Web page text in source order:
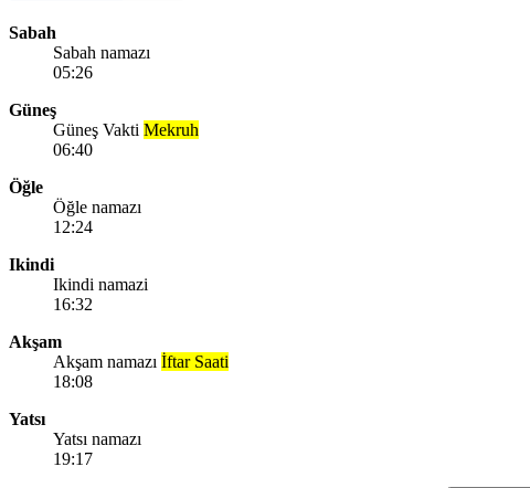
Sabah
Sabah namazı
05:26
Güneş
Güneş Vakti Mekruh
06:40
Öğle
Öğle namazı
12:24
Ikindi
Ikindi namazi
16:32
Akşam
Akşam namazı İftar Saati
18:08
Yatsı
Yatsı namazı
19:17